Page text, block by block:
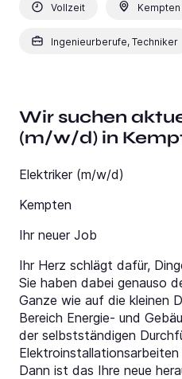
Vollzeit Kempten
Ingenieurberufe, Techniker
Wir suchen
(m/w/d) in
Elektriker (m/w/d)
Kempten
Ihr neuer Job
Ihr Herz schlägt dafür,
Sie haben dabei genauso
Ganze wie auf die kleinen
Bereich Energie- und
der selbstständigen
Dann ist das Ihre neue